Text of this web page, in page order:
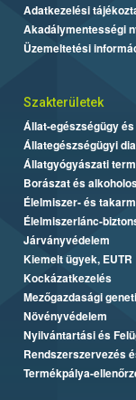
Adatkezelési
Akadálymentességi
Üzemeltetési
Szakterületek
Állat-egészségügy
Állategészségügyi
Állatgyógyászati
Borászat és
Élelmiszer- és
Élelmiszerlánc-
Járványvédelem
Kiemelt ügyek, EUTR
Kockázatkezelés
Mezőgazdasági
Növényvédelem
Nyilvántartási és
Rendszerszervezés
Termékpálya-